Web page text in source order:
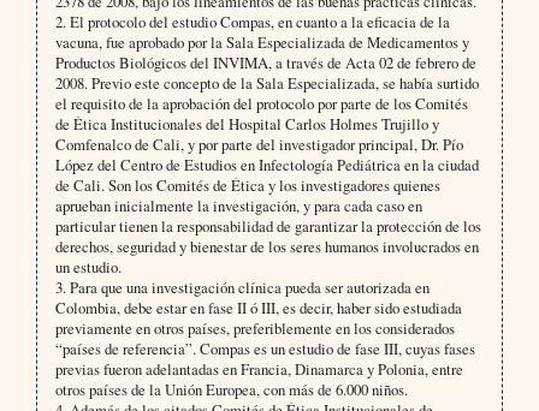
2. El protocolo del estudio Compas, en cuanto a la eficacia de la
vacuna, fue aprobado por la Sala Especializada de Medicamentos y
Productos Biológicos del INVIMA, a través de Acta 02 de febrero de
2008. Previo este concepto de la Sala Especializada, se había surtido
el requisito de la aprobación del protocolo por parte de los Comités
de Ética Institucionales del Hospital Carlos Holmes Trujillo y
Comfenalco de Cali, y por parte del investigador principal, Dr. Pío
López del Centro de Estudios en Infectología Pediátrica en la ciudad
de Cali. Son los Comités de Ética y los investigadores quienes
aprueban inicialmente la investigación, y para cada caso en
particular tienen la responsabilidad de garantizar la protección de los
derechos, seguridad y bienestar de los seres humanos involucrados en
un estudio.
3. Para que una investigación clínica pueda ser autorizada en
Colombia, debe estar en fase II ó III, es decir, haber sido estudiada
previamente en otros países, preferiblemente en los considerados
“países de referencia”. Compas es un estudio de fase III, cuyas fases
previas fueron adelantadas en Francia, Dinamarca y Polonia, entre
otros países de la Unión Europea, con más de 6.000 niños.